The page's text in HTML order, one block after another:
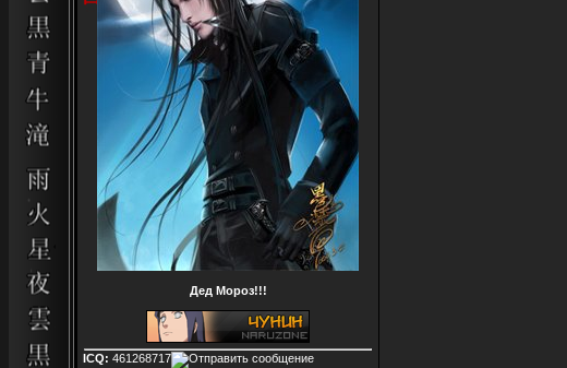
Дед Мороз!!!
ICQ: 461268717